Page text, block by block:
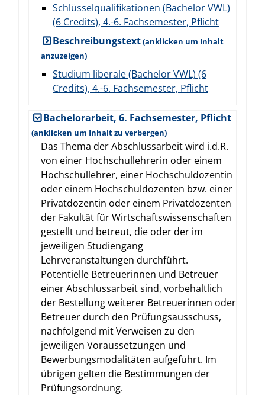
Schlüsselqualifikationen (Bachelor VWL)
(6 Credits), 4.-6. Fachsemester, Pflicht
Beschreibungstext
Studium liberale (Bachelor VWL) (6
Credits), 4.-6. Fachsemester, Pflicht
Bachelorarbeit, 6. Fachsemester, Pflicht
Das Thema der Abschlussarbeit wird i.d.R.
von einer Hochschullehrerin oder einem
Hochschullehrer, einer Hochschuldozentin
oder einem Hochschuldozenten bzw. einer
Privatdozentin oder einem Privatdozenten
der Fakultät für Wirtschaftswissenschaften
gestellt und betreut, die oder der im
jeweiligen Studiengang
Lehrveranstaltungen durchführt.
Potentielle Betreuerinnen und Betreuer
einer Abschlussarbeit sind, vorbehaltlich
der Bestellung weiterer Betreuerinnen oder
Betreuer durch den Prüfungsausschuss,
nachfolgend mit Verweisen zu den
jeweiligen Voraussetzungen und
Bewerbungsmodalitäten aufgeführt. Im
übrigen gelten die Bestimmungen der
Prüfungsordnung.